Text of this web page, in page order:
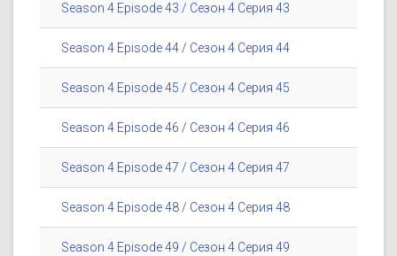
Season 4 Episode 43 / Сезон 4 Серия 43
Season 4 Episode 44 / Сезон 4 Серия 44
Season 4 Episode 45 / Сезон 4 Серия 45
Season 4 Episode 46 / Сезон 4 Серия 46
Season 4 Episode 47 / Сезон 4 Серия 47
Season 4 Episode 48 / Сезон 4 Серия 48
Season 4 Episode 49 / Сезон 4 Серия 49